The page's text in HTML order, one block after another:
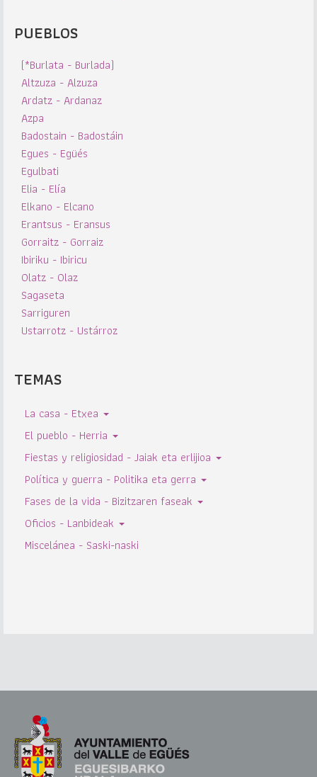
PUEBLOS
(*Burlata - Burlada)
Altzuza - Alzuza
Ardatz - Ardanaz
Azpa
Badostain - Badostáin
Egues - Egüés
Egulbati
Elia - Elía
Elkano - Elcano
Erantsus - Eransus
Gorraitz - Gorraiz
Ibiriku - Ibiricu
Olatz - Olaz
Sagaseta
Sarriguren
Ustarrotz - Ustárroz
TEMAS
La casa - Etxea
El pueblo - Herria
Fiestas y religiosidad - Jaiak eta erlijioa
Política y guerra - Politika eta gerra
Fases de la vida - Bizitzaren faseak
Oficios - Lanbideak
Miscelánea - Saski-naski